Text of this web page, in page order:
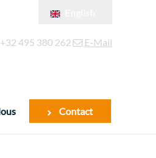
Français
+32 495 380 262 E-Mail
Contact